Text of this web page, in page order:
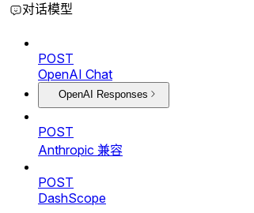
对话模型
POST
OpenAI Chat
OpenAI Responses
POST
Anthropic 兼容
POST
DashScope